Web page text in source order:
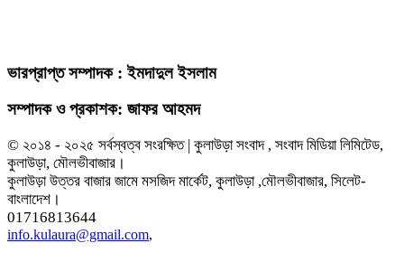
ভারপ্রাপ্ত সম্পাদক : ইমদাদুল ইসলাম
সম্পাদক ও প্রকাশক: জাফর আহমদ
© ২০১৪ - ২০২৫ সর্বস্বত্ব সংরক্ষিত | কুলাউড়া সংবাদ , সংবাদ মিডিয়া লিমিটেড,
কুলাউড়া, মৌলভীবাজার।
কুলাউড়া উত্তর বাজার জামে মসজিদ মার্কেট, কুলাউড়া ,মৌলভীবাজার, সিলেট-
বাংলাদেশ।
01716813644
info.kulaura@gmail.com,